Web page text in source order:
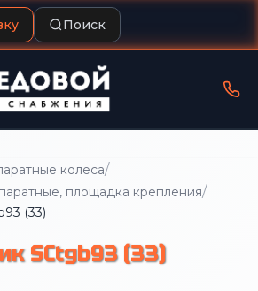
Поиск
колеса/
площадка крепления/
(33)
SCtgb93 (33)